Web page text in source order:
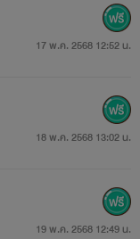
17 พ.ค. 2568 12:52 น.
18 พ.ค. 2568 13:02 น.
19 พ.ค. 2568 12:49 น.